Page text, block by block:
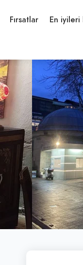
Fırsatlar En